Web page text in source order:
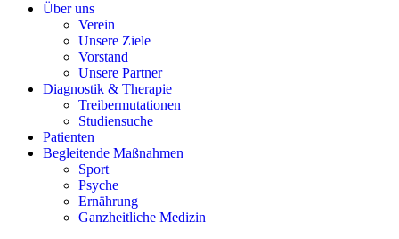
Über uns
Verein
Unsere Ziele
Vorstand
Unsere Partner
Diagnostik & Therapie
Treibermutationen
Studiensuche
Patienten
Begleitende Maßnahmen
Sport
Psyche
Ernährung
Ganzheitliche Medizin